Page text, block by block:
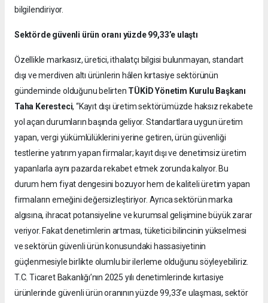
bilgilendiriyor.
Sektörde güvenli ürün oranı yüzde 99,33’e ulaştı
Özellikle markasız, üretici, ithalatçı bilgisi bulunmayan, standart
dışı ve merdiven altı ürünlerin hâlen kırtasiye sektörünün
gündeminde olduğunu belirten TÜKİD Yönetim Kurulu Başkanı
Taha Keresteci, “Kayıt dışı üretim sektörümüzde haksız rekabete
yol açan durumların başında geliyor. Standartlara uygun üretim
yapan, vergi yükümlülüklerini yerine getiren, ürün güvenliği
testlerine yatırım yapan firmalar; kayıt dışı ve denetimsiz üretim
yapanlarla aynı pazarda rekabet etmek zorunda kalıyor. Bu
durum hem fiyat dengesini bozuyor hem de kaliteli üretim yapan
firmaların emeğini değersizleştiriyor. Ayrıca sektörün marka
algısına, ihracat potansiyeline ve kurumsal gelişimine büyük zarar
veriyor. Fakat denetimlerin artması, tüketici bilincinin yükselmesi
ve sektörün güvenli ürün konusundaki hassasiyetinin
güçlenmesiyle birlikte olumlu bir ilerleme olduğunu söyleyebiliriz.
T.C. Ticaret Bakanlığı’nın 2025 yılı denetimlerinde kırtasiye
ürünlerinde güvenli ürün oranının yüzde 99,33’e ulaşması, sektör